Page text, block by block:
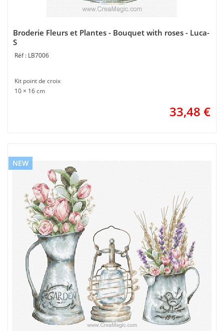
Broderie Fleurs et Plantes - Bouquet with roses - Luca-
S
LB7006
Kit point de croix
10 × 16 cm
33,48 €
NEW